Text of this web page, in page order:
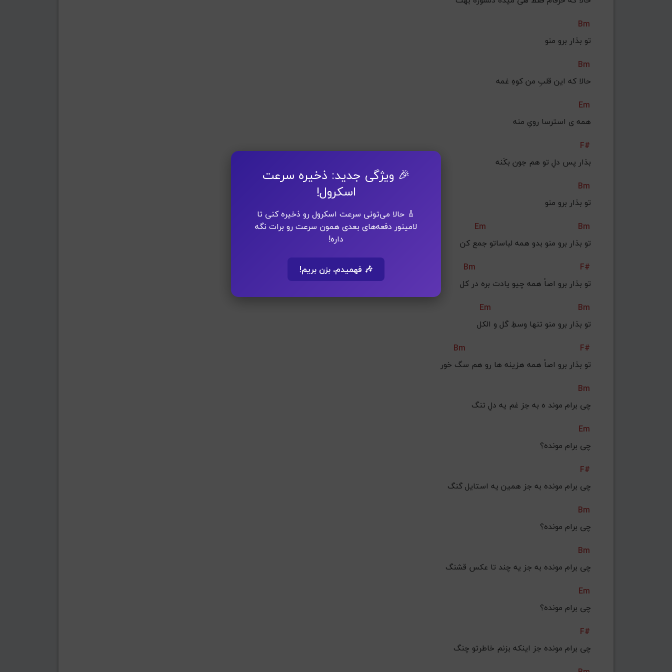
🎉 ویژگی جدید: ذخیره سرعت
اسکرول!
🎸 حالا می‌تونی سرعت اسکرول رو ذخیره کنی تا
لامینور دفعه‌های بعدی همون سرعت رو برات نگه
داره!
🎶 فهمیدم، بزن بریم!
Bm
تو بذار برو منو
Bm
حالا که این قلبِ من کوهِ غمه
Em
همه ی استرسا رویِ منه
F#
بذار پس دلِ تو هم جون بکَنه
Bm
تو بذار برو منو
Em
Bm
تو بذار برو منو بدو همه لباساتو جمع کن
Bm
F#
تو بذار برو اصاً همه چیو یادت بره در کل
Em
Bm
تو بذار برو منو تنها وسطِ گل و الکل
Bm
F#
تو بذار برو اصاً همه هزینه ها رو هم سگ خور
Bm
چی برام موند ه به جز غم یه دلِ تنگ
Em
چی برام مونده؟
F#
چی برام مونده به جز همین یه استایل گنگ
Bm
چی برام مونده؟
Bm
چی برام مونده به جز یه چند تا عکس قشنگ
Em
چی برام مونده؟
F#
چی برام مونده جز اینکه بزنم خاطرتو چنگ